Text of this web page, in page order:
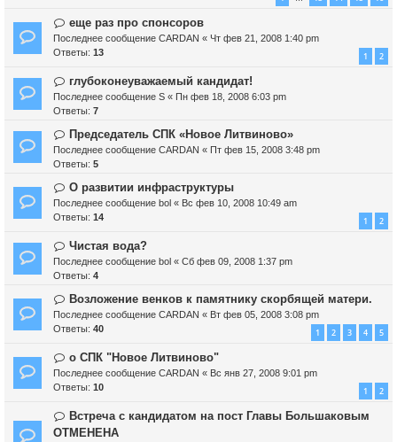
еще раз про спонсоров
Последнее сообщение CARDAN « Чт фев 21, 2008 1:40 pm
Ответы: 13 1 2
глубоконеуважаемый кандидат!
Последнее сообщение S « Пн фев 18, 2008 6:03 pm
Ответы: 7
Председатель СПК «Новое Литвиново»
Последнее сообщение CARDAN « Пт фев 15, 2008 3:48 pm
Ответы: 5
О развитии инфраструктуры
Последнее сообщение bol « Вс фев 10, 2008 10:49 am
Ответы: 14 1 2
Чистая вода?
Последнее сообщение bol « Сб фев 09, 2008 1:37 pm
Ответы: 4
Возложение венков к памятнику скорбящей матери.
Последнее сообщение CARDAN « Вт фев 05, 2008 3:08 pm
Ответы: 40 1 2 3 4 5
о СПК "Новое Литвиново"
Последнее сообщение CARDAN « Вс янв 27, 2008 9:01 pm
Ответы: 10 1 2
Встреча с кандидатом на пост Главы Большаковым
ОТМЕНЕНА